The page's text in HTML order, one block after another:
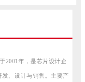
2001年，是芯片设计企
、设计与销售。主要产